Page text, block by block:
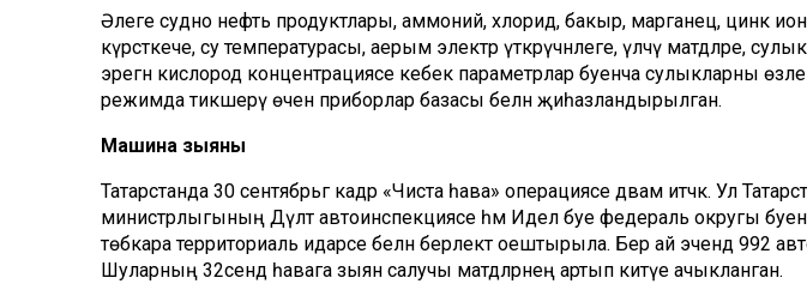
Әлеге судно нефть продуктлары, аммоний, хлорид, бакыр, марганец, цинк
күрсәткече, су температурасы, аерым электр үткәрүчәнлеге, үлчәү матдәләре,
эрегән кислород концентрациясе кебек параметрлар буенча сулыкларны
режимда тикшерү өчен приборлар базасы белән җиһазландырылган.
Машина зыяны
Татарстанда 30 сентябрьгә кадәр «Чиста һава» операциясе дәвам итәчәк. Ул
министрлыгының Дәүләт автоинспекциясе һәм Идел буе федераль округы
төбәкара территориаль идарәсе белән берлектә оештырыла. Бер ай эчендә 992
Шуларның 32сендә һавага зыян салучы матдәләрнең артып китүе ачыкланган.